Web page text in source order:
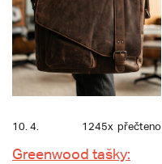
10. 4. 1245x přečteno
Greenwood tašky: